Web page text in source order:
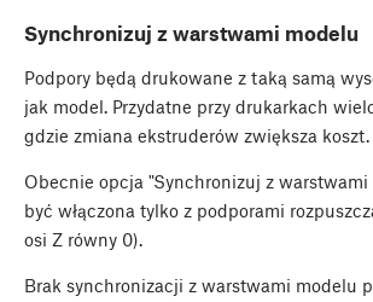
Synchronizuj z warstwami modelu
Podpory będą drukowane z taką samą
jak model. Przydatne przy drukarkach
gdzie zmiana ekstruderów zwiększa koszt.
Obecnie opcja "Synchronizuj z warstwami
być włączona tylko z podporami
osi Z równy 0).
Brak synchronizacji z warstwami modelu